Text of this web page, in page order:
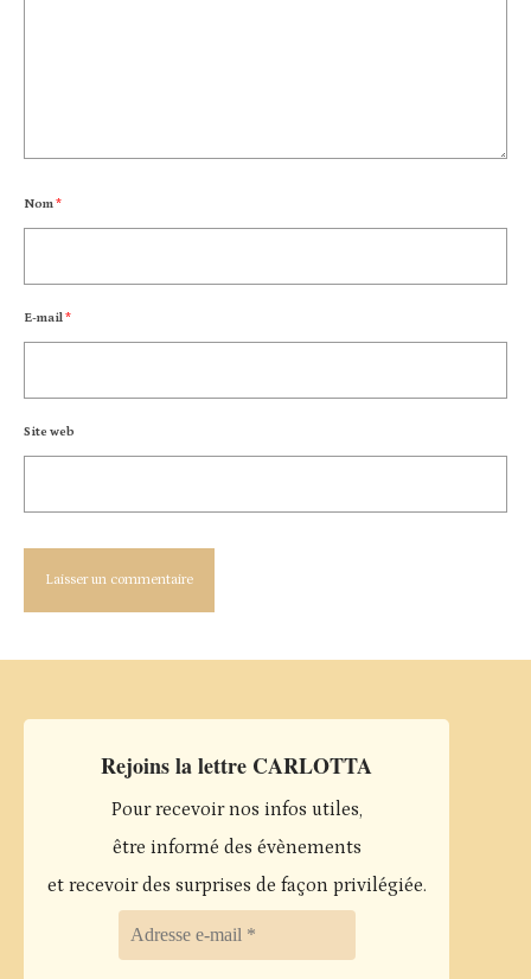
Nom*
E-mail*
Site web
Rejoins la lettre CARLOTTA
Pour recevoir nos infos utiles,
être informé des évènements
et recevoir des surprises de façon privilégiée.